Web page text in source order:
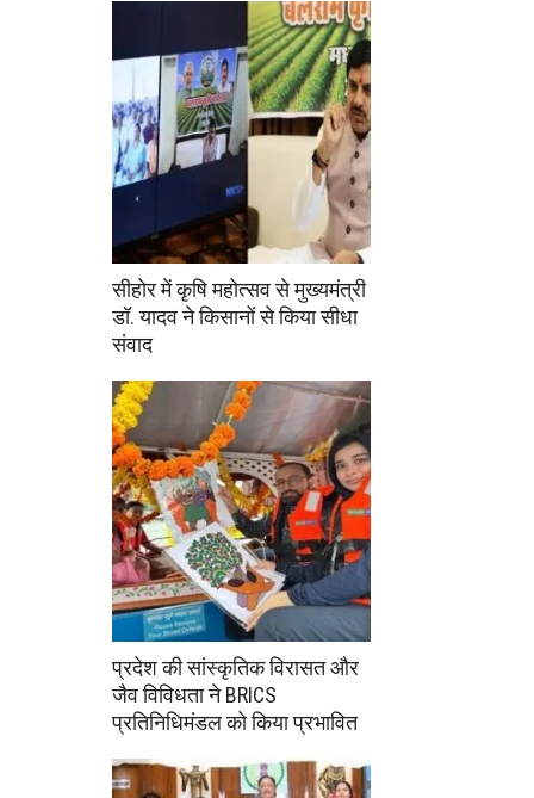
सीहोर में कृषि महोत्सव से मुख्यमंत्री
डॉ. यादव ने किसानों से किया सीधा
संवाद
प्रदेश की सांस्कृतिक विरासत और
जैव विविधता ने BRICS
प्रतिनिधिमंडल को किया प्रभावित